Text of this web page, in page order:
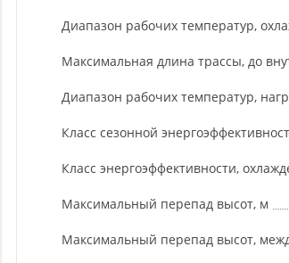
Диапазон рабочих температур,
Максимальная длина трассы, до
Диапазон рабочих температур,
Класс сезонной
Класс энергоэффективности,
Максимальный перепад высот, м
Максимальный перепад высот,